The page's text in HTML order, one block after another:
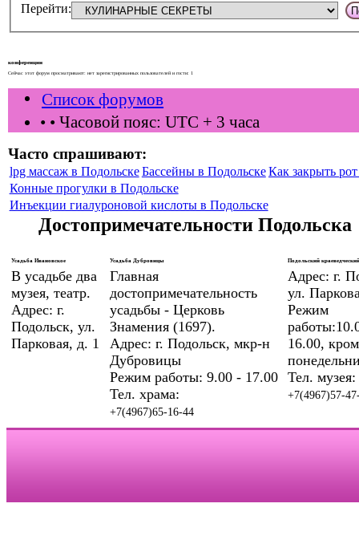
Перейти:
конференции
Сейчас этот форум просматривают: нет зарегистрированных пользователей и гости: 1
Список форумов
• • Часовой пояс: UTC + 3 часа
Часто спрашивают:
lpg массаж в Подольске Бассейны в ПодольскеКак закрыть
Конные прогулки в Подольске
Инъекции гиалуроновой кислоты в Подольске
Достопримечательности Подольска
Усадьба Ивановское
В усадьбе два
музея, театр.
Адрес: г.
Подольск, ул.
Парковая, д. 1
Усадьба Дубровицы
Главная
достопримечательность
усадьбы - Церковь
Знамения (1697).
Адрес: г. Подольск, мкр-н
Дубровицы
Режим работы: 9.00 - 17.00
Тел. храма:
+7(4967)65-16-44
Подольский
Адрес: г.
ул.
Режим
16.00,
Тел. музея:
+7(4967)57-